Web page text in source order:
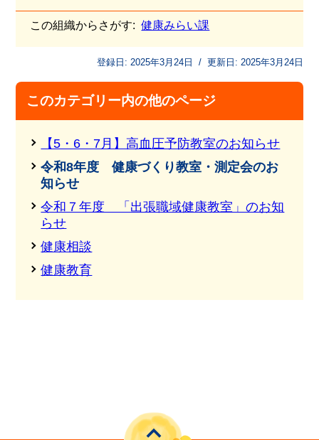
この組織からさがす:健康みらい課
登録日: 2025年3月24日 / 更新日: 2025年3月24日
このカテゴリー内の他のページ
【5・6・7月】高血圧予防教室のお知らせ
令和8年度 健康づくり教室・測定会のお
知らせ
令和７年度 「出張職域健康教室」のお知
らせ
健康相談
健康教育